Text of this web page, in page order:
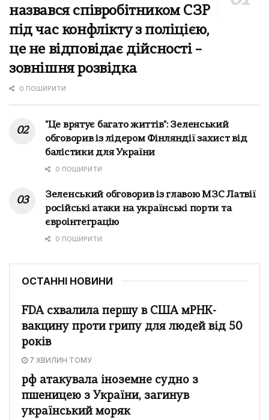
назвався співробітником СЗР
під час конфлікту з поліцією,
це не відповідає дійсності –
зовнішня розвідка
0 ПОШИРИТИ
"Це врятує багато життів": Зеленський
обговорив із лідером Фінляндії захист від
балістики для України
0 ПОШИРИТИ
Зеленський обговорив із главою МЗС Латвії
російські атаки на українські порти та
євроінтеграцію
0 ПОШИРИТИ
ОСТАННІ НОВИНИ
FDA схвалила першу в США мРНК-
вакцину проти грипу для людей від 50
років
7 ХВИЛИН ТОМУ
рф атакувала іноземне судно з
пшеницею з України, загинув
український моряк